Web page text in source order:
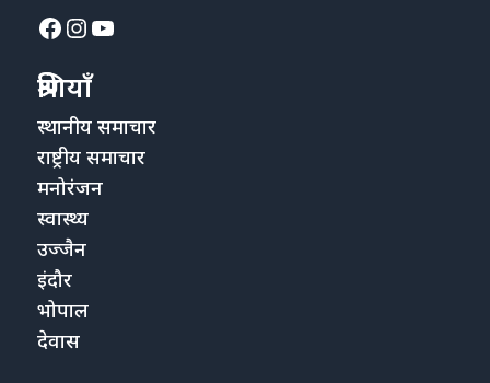
Facebook
Instagram
YouTube
श्रेणियाँ
स्थानीय समाचार
राष्ट्रीय समाचार
मनोरंजन
स्वास्थ्य
उज्जैन
इंदौर
भोपाल
देवास